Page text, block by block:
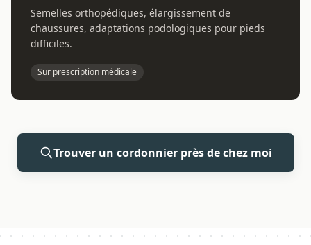
Semelles orthopédiques, élargissement de
chaussures, adaptations podologiques pour pieds
difficiles.
Sur prescription médicale
Trouver un cordonnier près de chez moi